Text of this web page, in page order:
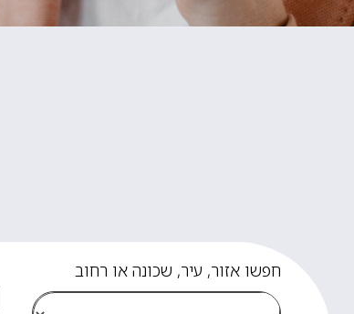
חפשו אזור, עיר, שכונה או רחוב